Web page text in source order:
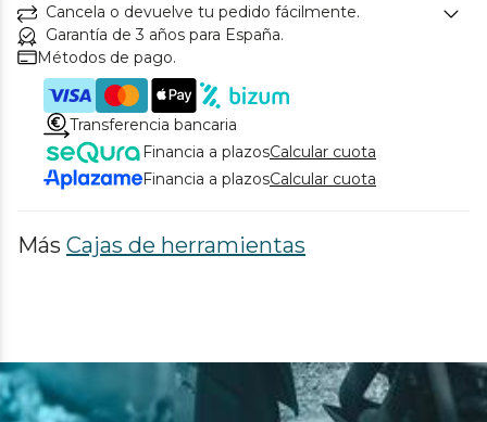
Cancela o devuelve tu pedido fácilmente.
Garantía de 3 años para España.
Métodos de pago.
Transferencia bancaria
Financia a plazosCalcular cuota
Financia a plazosCalcular cuota
Más Cajas de herramientas